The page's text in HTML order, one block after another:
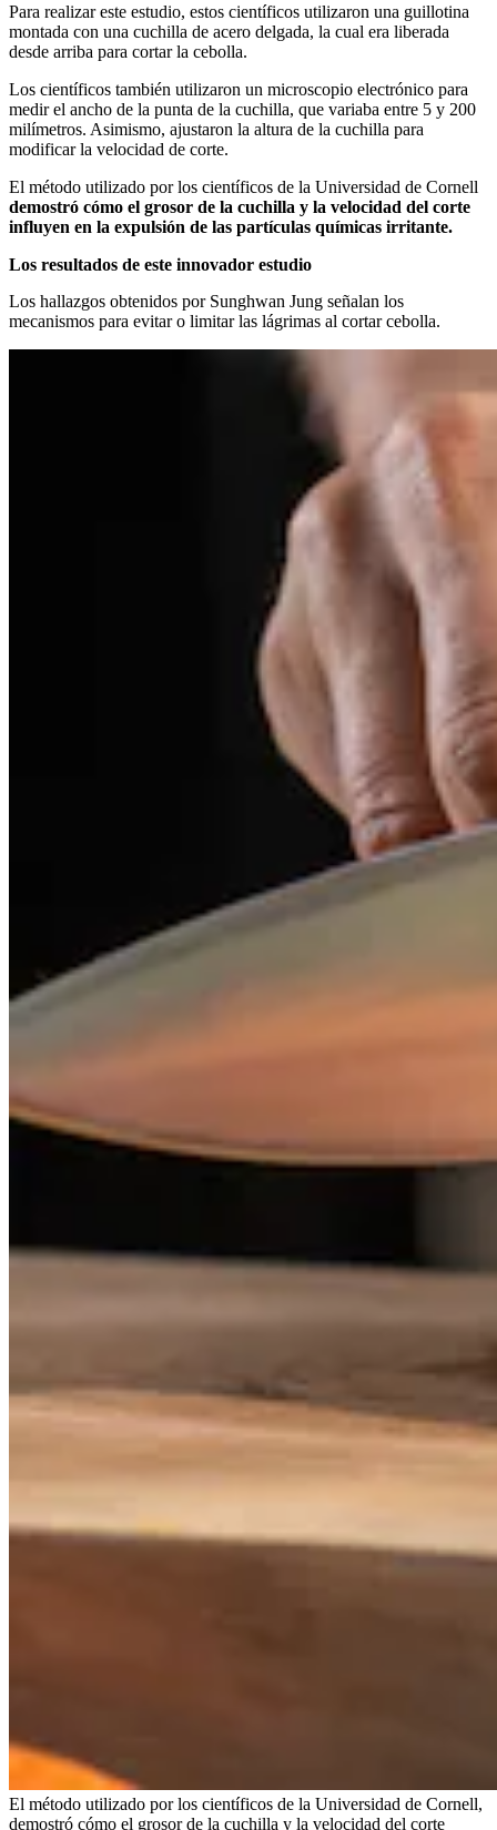
Para realizar este estudio, estos científicos utilizaron una guillotina
montada con una cuchilla de acero delgada, la cual era liberada
desde arriba para cortar la cebolla.
Los científicos también utilizaron un microscopio electrónico para
medir el ancho de la punta de la cuchilla, que variaba entre 5 y 200
milímetros. Asimismo, ajustaron la altura de la cuchilla para
modificar la velocidad de corte.
El método utilizado por los científicos de la Universidad de Cornell
demostró cómo el grosor de la cuchilla y la velocidad del corte
influyen en la expulsión de las partículas químicas irritante.
Los resultados de este innovador estudio
Los hallazgos obtenidos por Sunghwan Jung señalan los
mecanismos para evitar o limitar las lágrimas al cortar cebolla.
El método utilizado por los científicos de la Universidad de Cornell,
demostró cómo el grosor de la cuchilla y la velocidad del corte